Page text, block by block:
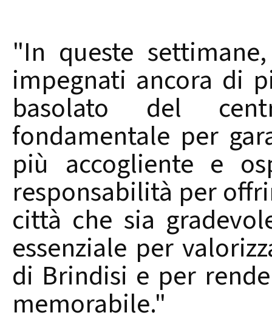
"In queste
impegnati ancora di
basolato del
fondamentale per
più accogliente e
responsabilità per
città che sia
essenziale per
di Brindisi e per
memorabile."